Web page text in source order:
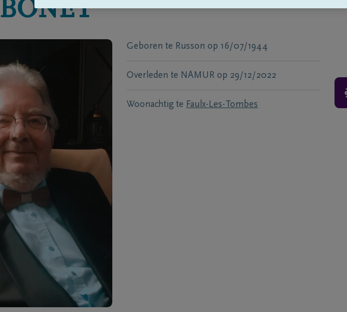
BONET
Geboren te Russon op 16/07/1944
Overleden te NAMUR op 29/12/2022
Woonachtig te Faulx-Les-Tombes